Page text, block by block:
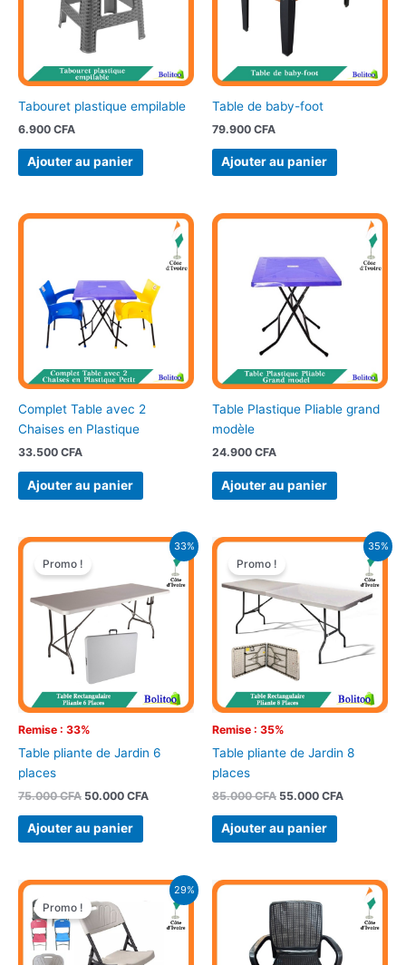
Tabouret plastique empilable
6.900 CFA
Ajouter au panier
Table de baby-foot
79.900 CFA
Ajouter au panier
Complet Table avec 2
Chaises en Plastique
33.500 CFA
Ajouter au panier
Table Plastique Pliable grand
modèle
24.900 CFA
Ajouter au panier
33%
Remise : 33%
Promo !
Table pliante de Jardin 6
places
75.000CFA
Le
initial
était :
75.000 CFA.
50.000 CFA
Le
actuel
est :
50.000 CFA.
Ajouter au panier
35%
Remise : 35%
Promo !
Table pliante de Jardin 8
places
85.000CFA
Le
initial
était :
85.000 CFA.
55.000 CFA
Le
actuel
est :
55.000
Ajouter au panier
29%
Promo !
Le
prix
initial
était :
25.500 CFA.
Le
actuel
est :